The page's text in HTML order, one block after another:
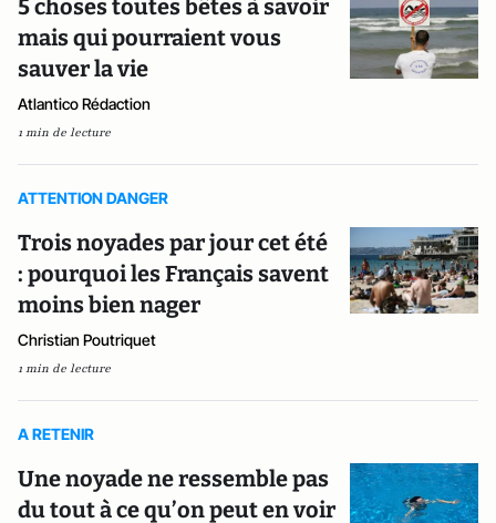
5 choses toutes bêtes à savoir
mais qui pourraient vous
sauver la vie
Atlantico Rédaction
1 min de lecture
ATTENTION DANGER
Trois noyades par jour cet été
: pourquoi les Français savent
moins bien nager
Christian Poutriquet
1 min de lecture
A RETENIR
Une noyade ne ressemble pas
du tout à ce qu’on peut en voir